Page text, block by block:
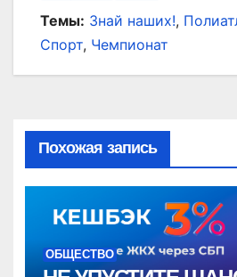
Темы: Знай наших!,
Спорт, Чемпионат
Похожая запись
ОБЩЕСТВО